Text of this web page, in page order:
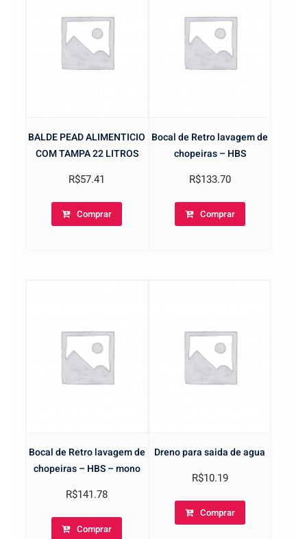
BALDE PEAD ALIMENTICIO
COM TAMPA 22 LITROS
R$57.41
Comprar
Bocal de Retro lavagem de
chopeiras – HBS
R$133.70
Comprar
Bocal de Retro lavagem de
chopeiras – HBS – mono
R$141.78
Comprar
Dreno para saida de agua
R$10.19
Comprar